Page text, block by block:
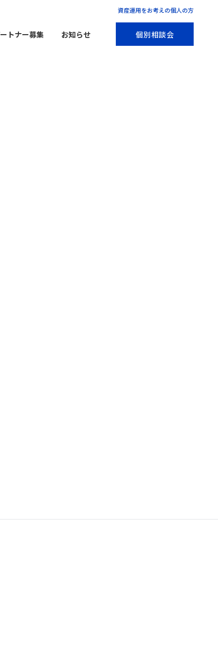
トナー募集 お知らせ 個別相談会
資産運用をお考えの個人の方